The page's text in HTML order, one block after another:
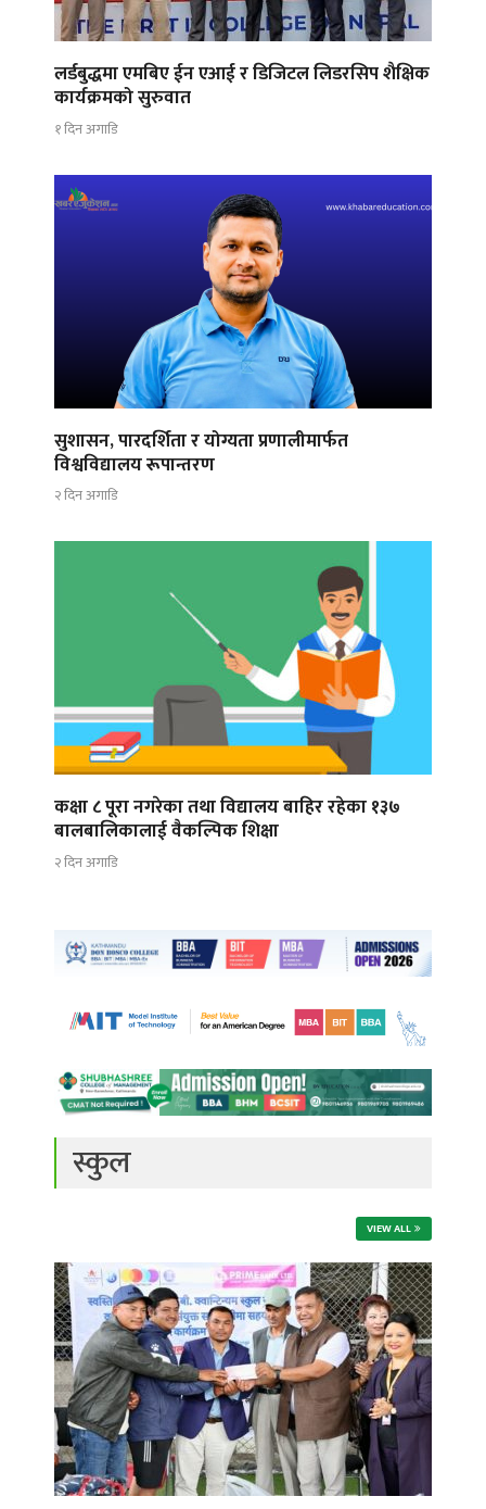
लर्डबुद्धमा एमबिए ईन एआई र डिजिटल लिडरसिप शैक्षिक
कार्यक्रमको सुरुवात
१ दिन अगाडि
सुशासन, पारदर्शिता र योग्यता प्रणालीमार्फत
विश्वविद्यालय रूपान्तरण
२ दिन अगाडि
कक्षा ८ पूरा नगरेका तथा विद्यालय बाहिर रहेका १३७
बालबालिकालाई वैकल्पिक शिक्षा
२ दिन अगाडि
स्कुल
VIEW ALL